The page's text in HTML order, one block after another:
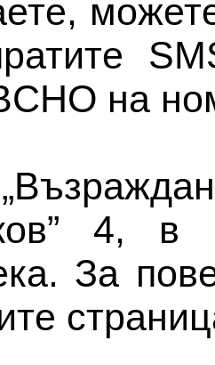
на
4, в
За